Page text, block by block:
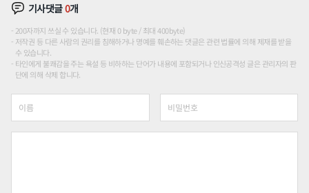
기사댓글0개
200자까지 쓰실 수 있습니다. (현재 0 byte / 최대 400byte)
저작권 등 다른 사람의 권리를 침해하거나 명예를 훼손하는 댓글은 관련 법률에 의해 제재를 받을
수 있습니다.
타인에게 불쾌감을 주는 욕설 등 비하하는 단어가 내용에 포함되거나 인신공격성 글은 관리자의 판
단에 의해 삭제 합니다.